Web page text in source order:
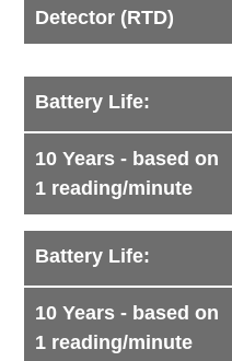
Detector (RTD)
Battery Life:
10 Years - based on
1 reading/minute
Battery Life:
10 Years - based on
1 reading/minute